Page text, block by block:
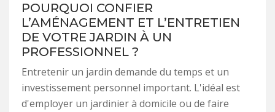
POURQUOI CONFIER
L’AMÉNAGEMENT ET L’ENTRETIEN
DE VOTRE JARDIN À UN
PROFESSIONNEL ?
Entretenir un jardin demande du temps et un
investissement personnel important. L'idéal est
d'employer un jardinier à domicile ou de faire